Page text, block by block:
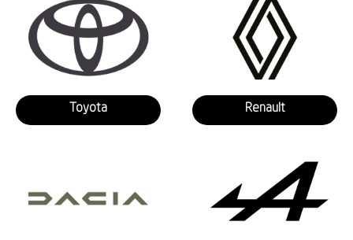
Toyota Renault